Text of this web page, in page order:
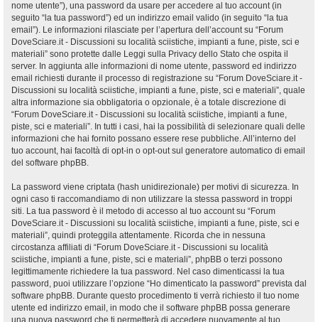
nome utente”), una password da usare per accedere al tuo account (in
seguito “la tua password”) ed un indirizzo email valido (in seguito “la tua
email”). Le informazioni rilasciate per l’apertura dell’account su “Forum
DoveSciare.it - Discussioni su località sciistiche, impianti a fune, piste, sci e
materiali” sono protette dalle Leggi sulla Privacy dello Stato che ospita il
server. In aggiunta alle informazioni di nome utente, password ed indirizzo
email richiesti durante il processo di registrazione su “Forum DoveSciare.it -
Discussioni su località sciistiche, impianti a fune, piste, sci e materiali”, quale
altra informazione sia obbligatoria o opzionale, è a totale discrezione di
“Forum DoveSciare.it - Discussioni su località sciistiche, impianti a fune,
piste, sci e materiali”. In tutti i casi, hai la possibilità di selezionare quali delle
informazioni che hai fornito possano essere rese pubbliche. All’interno del
tuo account, hai facoltà di opt-in o opt-out sul generatore automatico di email
del software phpBB.
La password viene criptata (hash unidirezionale) per motivi di sicurezza. In
ogni caso ti raccomandiamo di non utilizzare la stessa password in troppi
siti. La tua password è il metodo di accesso al tuo account su “Forum
DoveSciare.it - Discussioni su località sciistiche, impianti a fune, piste, sci e
materiali”, quindi proteggila attentamente. Ricorda che in nessuna
circostanza affiliati di “Forum DoveSciare.it - Discussioni su località
sciistiche, impianti a fune, piste, sci e materiali”, phpBB o terzi possono
legittimamente richiedere la tua password. Nel caso dimenticassi la tua
password, puoi utilizzare l’opzione “Ho dimenticato la password” prevista dal
software phpBB. Durante questo procedimento ti verrà richiesto il tuo nome
utente ed indirizzo email, in modo che il software phpBB possa generare
una nuova password che ti permetterà di accedere nuovamente al tuo